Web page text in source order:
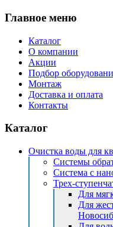
Главное меню
Каталог
О компании
Акции
Подбор
Монтаж
Доставка и оплата
Контакты
Каталог
Очистка воды для
Системы
Система с
Трех-
Для
Для